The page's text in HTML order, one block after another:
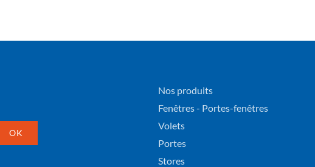
OK
Nos produits
Fenêtres - Portes-fenêtres
Volets
Portes
Stores